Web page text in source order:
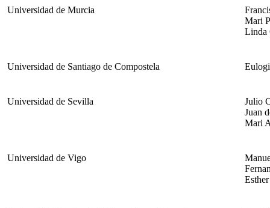
Universidad de Murcia
Mari
Linda
Universidad de Santiago de Compostela
Universidad de Sevilla
Julio
Juan
Mari
Universidad de Vigo